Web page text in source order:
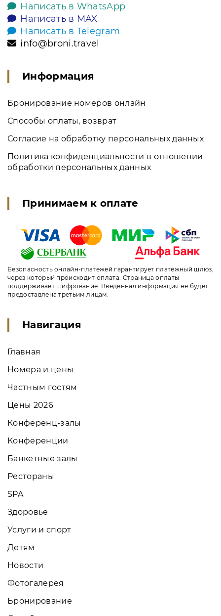
Написать в WhatsApp
Написать в MAX
Написать в Telegram
info@broni.travel
Информация
Бронирование номеров онлайн
Способы оплаты, возврат
Согласие на обработку персональных данных
Политика конфиденциальности в отношении
обработки персональных данных
Принимаем к оплате
Безопасность онлайн-платежей гарантирует платёжный шлюз,
через который происходит оплата. Страница оплаты
поддерживает шифрование. Введенная информация не будет
предоставлена третьим лицам.
Навигация
Главная
Номера и цены
Частным гостям
Цены 2026
Конференц-залы
Конференции
Банкетные залы
Рестораны
SPA
Здоровье
Услуги и спорт
Детям
Новости
Фотогалерея
Бронирование